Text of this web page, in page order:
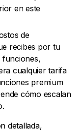
en este
de
recibes por tu
funciones,
cualquier tarifa
premium
cómo escalan
detallada,